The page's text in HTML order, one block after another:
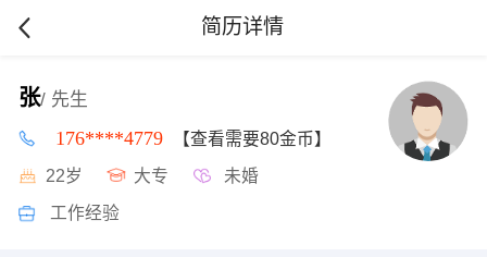
简历详情
张/ 先生
176****4779 【查看需要80金币】
22岁 大专 未婚
工作经验